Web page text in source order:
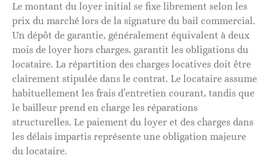
Le montant du loyer initial se fixe librement selon les
prix du marché lors de la signature du bail commercial.
Un dépôt de garantie, généralement équivalent à deux
mois de loyer hors charges, garantit les obligations du
locataire. La répartition des charges locatives doit être
clairement stipulée dans le contrat. Le locataire assume
habituellement les frais d’entretien courant, tandis que
le bailleur prend en charge les réparations
structurelles. Le paiement du loyer et des charges dans
les délais impartis représente une obligation majeure
du locataire.